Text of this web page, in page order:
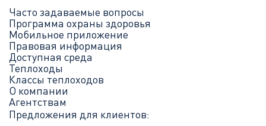
Часто задаваемые вопросы
Программа охраны здоровья
Мобильное приложение
Правовая информация
Доступная среда
Теплоходы
Классы теплоходов
О компании
Агентствам
Предложения для клиентов: